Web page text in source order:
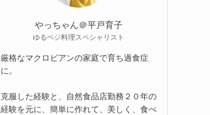
やっちゃん＠平戸育子
ゆるベジ料理スペシャリスト
厳格なマクロビアンの家庭で育ち過食症
に。
克服した経験と、自然食品店勤務２０年の
経験を元に、簡単に作れて、美しく、食べ